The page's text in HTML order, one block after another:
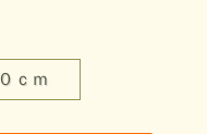
ゼ パステルフラワー
ｃｍ